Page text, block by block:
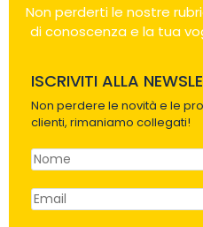
Non perderti le nostre
di conoscenza e la tua
ISCRIVITI ALLA
Non perdere le novità e le
clienti, rimaniamo collegati!